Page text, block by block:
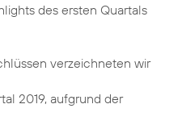
des ersten Quartals
verzeichneten wir
2019, aufgrund der